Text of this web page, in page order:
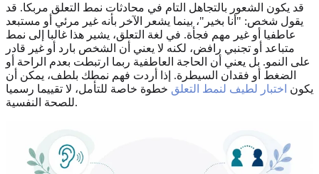
قد يكون الشعور بالتجاهل التام في محادثات نمط التعلق مربكا. قد
يقول شخص: "أنا بخير"، بينما يشعر الآخر بأنه غير مرئي أو مستبعد
عاطفيا أو غير مهم فجأة. في لغة التعلق، يشير هذا غالبا إلى نمط
متباعد أو تجنبي رافض، لكنه لا يعني أن الشخص بارد أو غير قادر
على النمو. بل يعني أن الحاجة العاطفية ربما ارتبطت بعدم الراحة أو
الضغط أو فقدان السيطرة. إذا أردت فهم نمطك بلطف، يمكن أن
يكون اختبار لطيف لنمط التعلق خطوة خاصة للتأمل، لا تقييما رسميا
للصحة النفسية.